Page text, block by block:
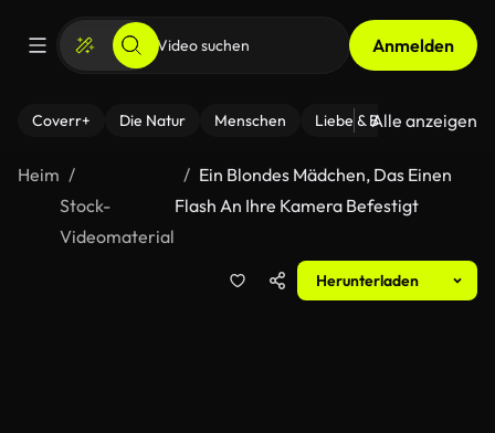
Anmelden
Coverr+ Die Natur Menschen Liebe & Beziehungen
Alle anzeigen
Heim
Stock-
Videomaterial
Ein Blondes Mädchen, Das Einen
Flash An Ihre Kamera Befestigt
Herunterladen